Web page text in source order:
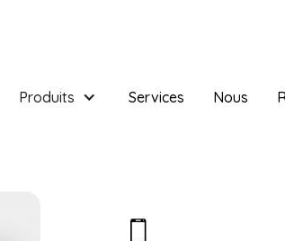
Produits Services Nous